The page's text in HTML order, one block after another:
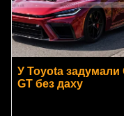
У Toyota задумали
GT без даху